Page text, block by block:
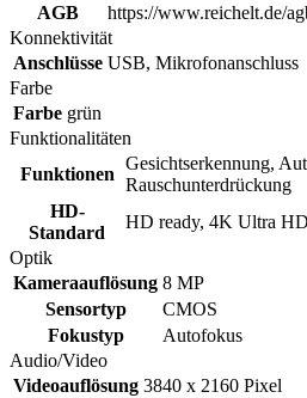
AGB
https://www.reichelt.de/
Konnektivität
Anschlüsse USB, Mikrofonanschluss
Farbe
Farbe grün
Funktionalitäten
Funktionen
Gesichtserkennung,
Rauschunterdrückung
HD-
Standard
HD ready, 4K Ultra HD
Optik
Kameraauflösung 8 MP
Sensortyp
CMOS
Fokustyp
Autofokus
Audio/Video
Videoauflösung 3840 x 2160 Pixel